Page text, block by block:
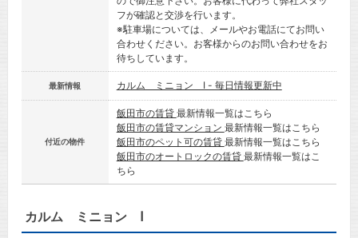
フが確認と交渉を行います。
※駐車場については、メールやお電話にてお問い
合わせください。お客様からのお問い合わせをお
待ちしています。
最新情報 カルム ミニョン Ⅰ - 毎日情報更新中
付近の物件
飯田市の賃貸 最新情報一覧はこちら
飯田市の賃貸マンション 最新情報一覧はこちら
飯田市のペット可の賃貸 最新情報一覧はこちら
飯田市のオートロックの賃貸 最新情報一覧はこ
ちら
カルム ミニョン Ⅰ